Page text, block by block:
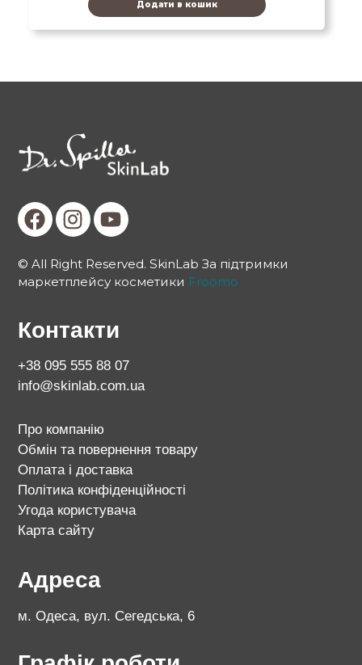
Додати в кошик
© All Right Reserved. SkinLab За підтримки
маркетплейсу косметики Froomo
Контакти
+38 095 555 88 07
info@skinlab.com.ua
Про компанію
Обмін та повернення товару
Оплата і доставка
Політика конфіденційності
Угода користувача
Карта сайту
Адреса
м. Одеса, вул. Сегедська, 6